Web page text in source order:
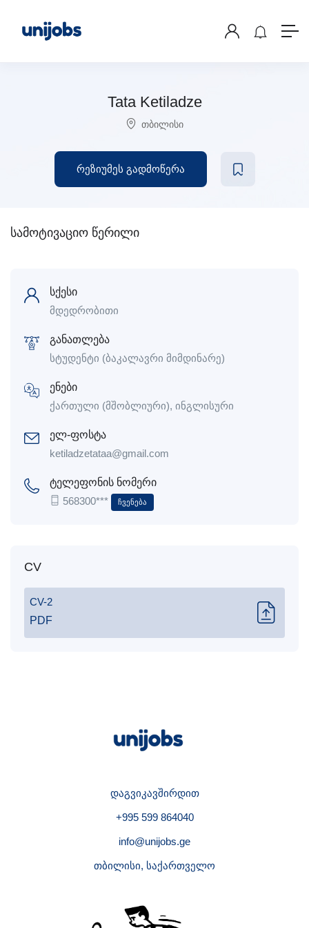
Tata Ketiladze
თბილისი
რეზიუმეს გადმოწერა
სამოტივაციო წერილი
სქესი
მდედრობითი
განათლება
სტუდენტი (ბაკალავრი მიმდინარე)
ენები
ქართული (მშობლიური), ინგლისური
ელ-ფოსტა
ketiladzetataa@gmail.com
ტელეფონის ნომერი
568300***
Ჩვენება
CV
CV-2
PDF
დაგვიკავშირდით
+995 599 864040
info@unijobs.ge
თბილისი, საქართველო